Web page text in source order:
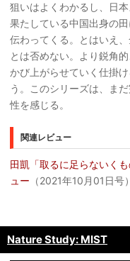
狙いはよくわかるし、日
果たしている中国出身の
伝わってくる。とはいえ
とは否めない。より鋭角
かび上がらせていく仕掛
う。このシリーズは、ま
性を感じる。
関連レビュー
田凱「取るに足らないく
ュー （2021年10月01日号）
Nature Study: MIST